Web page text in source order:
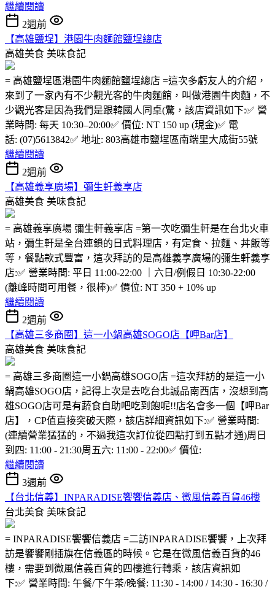
繼續閱讀
2週前
【高雄鹽埕】港園牛肉麵館鹽埕總店
高雄美食 美味食記
= 高雄鹽埕區港園牛肉麵館鹽埕總店 =這次多虧友人的介紹，
來到了一家內有不少觀光客的牛肉麵館，叫做港園牛肉麵，不
少觀光客是因為我們是跟韓國人同桌(驚，該店資訊如下:✅ 營
業時間: 每天 10:30–20:00✅ 價位: NT 150 up (現金)✅ 電
話: (07)5613842✅ 地址: 803高雄市鹽埕區南端里大成街55號
繼續閱讀
2週前
【高雄義享廣場】彌生軒義享店
高雄美食 美味食記
= 高雄義享廣場 彌生軒義享店 =第一次吃彌生軒是在台北火車
站，彌生軒是全台連鎖的日式料理店，有定食、拉麵、丼飯等
等，餐點款式豐富，這次拜訪的是高雄義享廣場的彌生軒義享
店:✅ 營業時間: 平日 11:00-22:00 ｜六日/例假日 10:30-22:00
(離峰時間可用餐，很棒)✅ 價位: NT 350 + 10% up
繼續閱讀
2週前
【高雄三多商圈】這一小鍋高雄SOGO店【呷Bar店】
高雄美食 美味食記
= 高雄三多商圈這一小鍋高雄SOGO店 =這次拜訪的是這一小
鍋高雄SOGO店，記得上次是去吃台北誠品南西店，沒想到高
雄SOGO店可是有蔬食自助吧吃到飽呢!!店名會多一個【呷Bar
店】，CP值直接突破天際，該店詳細資訊如下:✅ 營業時間:
(連續營業猛猛的，不過我這次訂位從四點打到五點才通)周日
到四: 11:00 - 21:30周五六: 11:00 - 22:00✅ 價位:
繼續閱讀
3週前
【台北信義】INPARADISE饗饗信義店、微風信義百貨46樓
台北美食 美味食記
= INPARADISE饗饗信義店 =二訪INPARADISE饗饗，上次拜
訪是饗饗剛插旗在信義區的時候。它是在微風信義百貨的46
樓，需要到微風信義百貨的四樓進行轉乘，該店資訊如
下:✅ 營業時間: 午餐/下午茶/晚餐: 11:30 - 14:00 / 14:30 - 16:30 /